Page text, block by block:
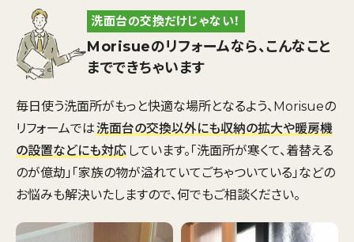
洗面台の交換だけじゃない！
Morisueのリフォームなら、こんなこと
までできちゃいます
毎日使う洗面所がもっと快適な場所となるよう、Morisueの
リフォームでは洗面台の交換以外にも収納の拡大や暖房機
の設置などにも対応 しています。「洗面所が寒くて、着替える
のが億劫」「家族の物が溢れていてごちゃついている」などの
お悩みも解決いたしますので、何でもご相談ください。